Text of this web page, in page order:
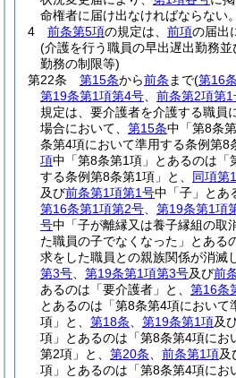
命権者に届け出なければならない。
4
前条第5項の規定は、 前項の届出
(介護を行う職員の早出遅出勤務
勤務の制限等)
第22条
第15条から前条 まで(第16
第19条第1項第4号
前条第2項第1
規定は、要介護者を介護する職員
場合において、 第15条中「第8条
条第4項において準用する条例第8
項中「第8条第1項」とあるのは「
する条例第8条第1項」と、 同項第
及び前条第1項第1号中「子」とあ
第16条第1項第2号
第19条第1項
号中「子が離縁又は養子縁組の取
た職員の子でなくなった」とある
求をした職員との親族関係が消滅
第3号
第19条第1項第3号及び前
あるのは「要介護者」と、 第16条
とあるのは「第8条第4項において
項」と、 第18条 第19条第1項及
項」とあるのは「第8条第4項にお
第2項」と、 第20条 前条第1項及
項」とあるのは「第8条第4項にお